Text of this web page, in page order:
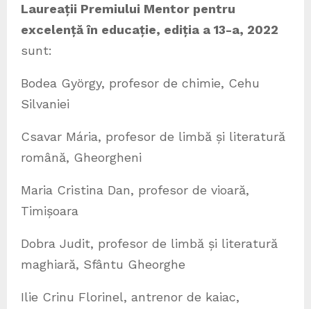
Laureații Premiului Mentor pentru
excelență în educație, ediția a 13-a, 2022
sunt:
Bodea György, profesor de chimie, Cehu
Silvaniei
Csavar Mária, profesor de limbă și literatură
română, Gheorgheni
Maria Cristina Dan, profesor de vioară,
Timișoara
Dobra Judit, profesor de limbă și literatură
maghiară, Sfântu Gheorghe
Ilie Crinu Florinel, antrenor de kaiac,